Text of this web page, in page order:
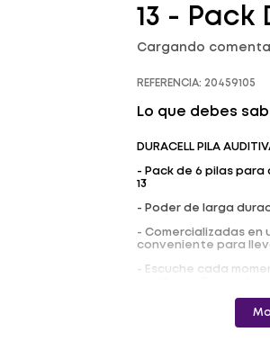
13 - Pack
Cargando
REFERENCIA: 20459105
Lo que debes
DURACELL PILA
- Pack de 6 pilas
13
- Poder de larga
- Comercializadas en
conveniente para
- Escuche cada
- Las pilas auditivas
colores, por lo que